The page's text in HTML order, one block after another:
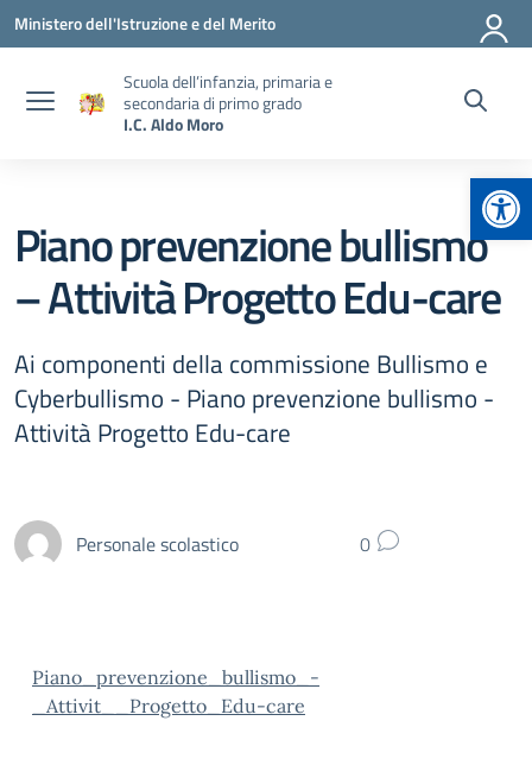
Vai ai contenuti
Vai al menu di navigazione
Vai al footer
Ministero dell'Istruzione e del Merito
Scuola dell’infanzia, primaria e
secondaria di primo grado
I.C. Aldo Moro
Piano prevenzione bullismo
– Attività Progetto Edu-care
Ai componenti della commissione Bullismo e
Cyberbullismo - Piano prevenzione bullismo -
Attività Progetto Edu-care
Personale scolastico 0
Piano_prevenzione_bullismo_-
_Attivit__Progetto_Edu-care